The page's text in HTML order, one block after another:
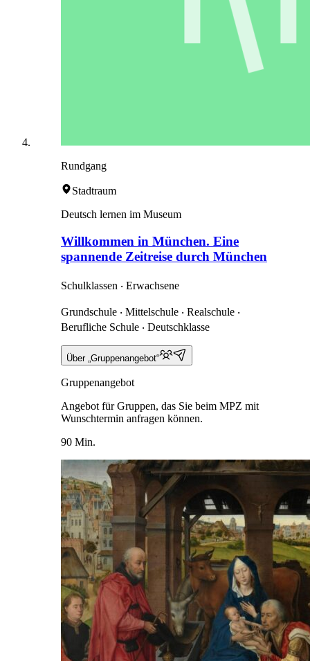
Rundgang
Stadtraum
Deutsch lernen im Museum
Willkommen in München. Eine
spannende Zeitreise durch München
Schulklassen ‧ Erwachsene
Grundschule ‧ Mittelschule ‧ Realschule ‧
Berufliche Schule ‧ Deutschklasse
Über „Gruppenangebot“
Gruppenangebot
Angebot für Gruppen, das Sie beim MPZ mit
Wunschtermin anfragen können.
90 Min.